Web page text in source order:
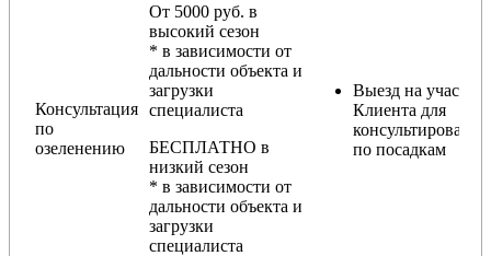
Консультация
по
озеленению
От 5000 руб. в
высокий сезон
* в зависимости от
дальности объекта и
загрузки
специалиста
БЕСПЛАТНО в
низкий сезон
* в зависимости от
дальности объекта и
загрузки
специалиста
Выезд на участок
Клиента для
консультирования
по посадкам